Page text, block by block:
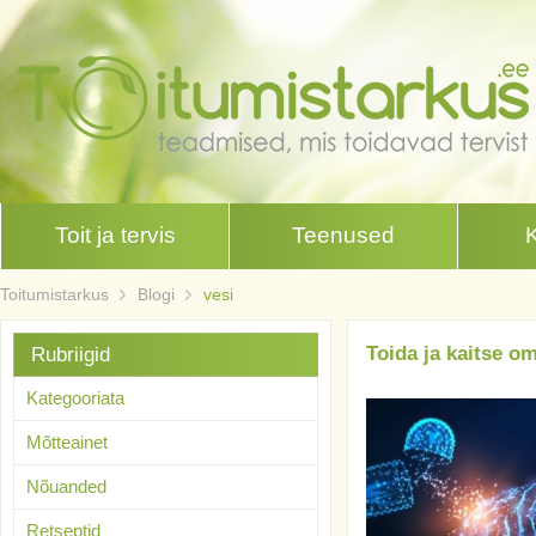
Toit ja tervis Teenused
Toitumistarkus Blogi vesi
Toida ja kaitse
Rubriigid
Kategooriata
Mõtteainet
Nõuanded
Retseptid